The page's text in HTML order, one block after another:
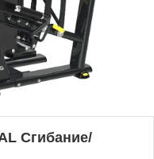
Сгибание/